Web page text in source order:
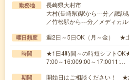
勤務地
長崎県大村市
大村(長崎県)駅から---分／諏
／竹松駅から---分／メディカ
曜日頻度 週2日～5日OK（月～金） ★
時間
★1日4時間～の時短シフト
7:00～16:009:00～17:0011:…
期間
開始日はご相談ください！